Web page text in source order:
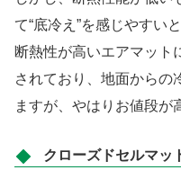
て“底冷え”を感じやすい
断熱性が高いエアマット
されており、地面からの
ますが、やはりお値段が
クローズドセルマッ